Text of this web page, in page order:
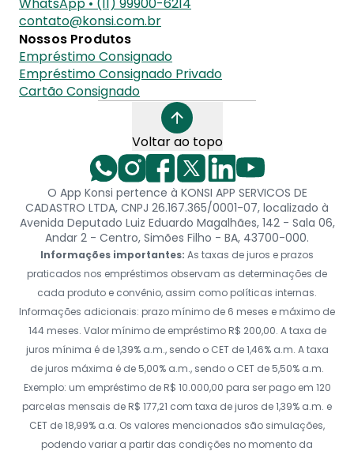
WhatsApp • (11) 99900-6214
contato@konsi.com.br
Nossos Produtos
Empréstimo Consignado
Empréstimo Consignado Privado
Cartão Consignado
Voltar ao topo
O App Konsi pertence à KONSI APP SERVICOS DE
CADASTRO LTDA, CNPJ 26.167.365/0001-07, localizado à
Avenida Deputado Luiz Eduardo Magalhães, 142 - Sala 06,
Andar 2 - Centro, Simões Filho - BA, 43700-000.
Informações importantes: As taxas de juros e prazos
praticados nos empréstimos observam as determinações de
cada produto e convênio, assim como políticas internas.
Informações adicionais: prazo mínimo de 6 meses e máximo de
144 meses. Valor mínimo de empréstimo R$ 200,00. A taxa de
juros mínima é de 1,39% a.m., sendo o CET de 1,46% a.m. A taxa
de juros máxima é de 5,00% a.m., sendo o CET de 5,50% a.m.
Exemplo: um empréstimo de R$ 10.000,00 para ser pago em 120
parcelas mensais de R$ 177,21 com taxa de juros de 1,39% a.m. e
CET de 18,99% a.a. Os valores mencionados são simulações,
podendo variar a partir das condições no momento da